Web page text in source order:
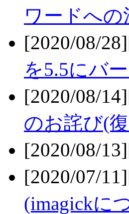
ワードへの
[2020/08/
を5.5にバ
[2020/08/
のお詫び(
[2020/08/
[2020/07/
(imagickに